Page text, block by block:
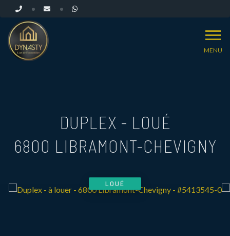
MENU
DUPLEX - LOUÉ
6800 LIBRAMONT-CHEVIGNY
LOUÉ